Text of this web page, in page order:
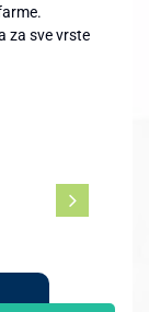
za sve vrste